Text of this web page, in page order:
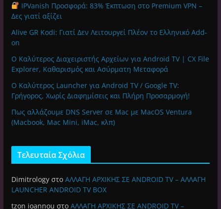
IPVanish Προσφορά: 83% Έκπτωση στο Premium VPN –
Δες γιατί αξίζει
Alive GR Kodi: Γιατί Δεν Λειτουργεί Πλέον το Ελληνικό Add-
on
Ο Καλύτερος Διαχειριστής Αρχείων για Android TV | CX File
Explorer, Καθαρισμός και Ασύρματη Μεταφορά
Ο Καλύτερος Launcher για Android TV / Google TV:
Γρήγορος, Χωρίς Διαφημίσεις και Πλήρη Προσαρμογή!
Πως αλλάζουμε DNS Server σε Mac με MacOS Ventura
(Macbook, Mac Mini, iMac, κλπ)
Τελευταία Σχόλια
Dimitrologyστο ΑΛΛΑΓΗ ΑΡΧΙΚΗΣ ΣΕ ANDROID TV – ΑΛΛΑΓΗ
LAUNCHER ANDROID TV BOX
tzon ioannou στο ΑΛΛΑΓΗ ΑΡΧΙΚΗΣ ΣΕ ANDROID TV –